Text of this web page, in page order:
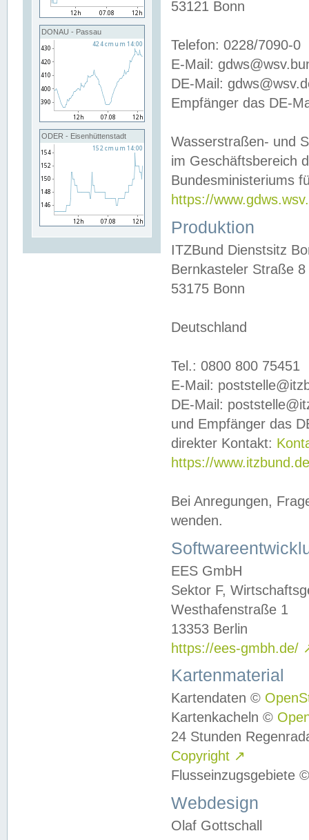
DONAU - Passau
ODER - Eisenhüttenstadt
53121 Bonn
Telefon: 0228/7090-0
E-Mail:
DE-Mail:
Empfänger das DE-
Wasserstraßen- und
im Geschäftsbereich
Bundesministeriums
https://
Produktion
ITZBund Dienstsitz
Bernkasteler Straße 8
53175 Bonn
Deutschland
Tel.: 0800 800 75451
E-Mail:
DE-Mail:
und Empfänger das
direkter Kontakt:
https://
Bei Anregungen,
wenden.
EES GmbH
Sektor F,
Westhafenstraße 1
13353 Berlin
https://ees-gmbh.de/
Kartenmaterial
Kartendaten ©
Kartenkacheln ©
24 Stunden
Copyright ↗
Flusseinzugsgebiete
Webdesign
Olaf Gottschall